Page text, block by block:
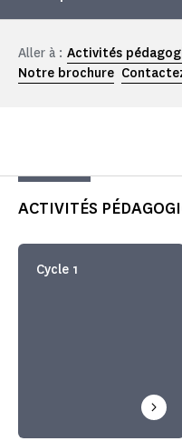
Aller à : Activités
Notre brochure
ACTIVITÉS
Cycle 1